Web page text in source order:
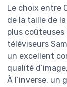
Le choix entre
de la taille de
plus coûteuses
téléviseurs
un excellent
qualité
À l’inverse, un